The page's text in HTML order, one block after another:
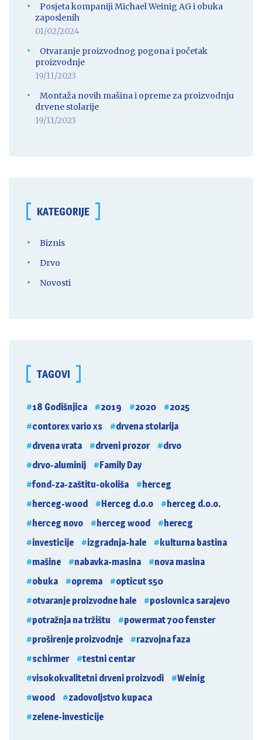
Posjeta kompaniji Michael Weinig AG i obuka
zaposlenih
01/02/2024
Otvaranje proizvodnog pogona i početak
proizvodnje
19/11/2023
Montaža novih mašina i opreme za proizvodnju
drvene stolarije
19/11/2023
KATEGORIJE
Biznis
Drvo
Novosti
TAGOVI
18 Godišnjica 2019 2020
2025
contorex vario xs
drvena stolarija
drvena vrata
drveni prozor
drvo
drvo-aluminij
Family Day
fond-za-zaštitu-okoliša
herceg
herceg-wood
Herceg d.o.o
herceg d.o.o.
herceg novo
herceg wood
herecg
investicije
izgradnja-hale
kulturna bastina
mašine
nabavka-masina
nova masina
obuka
oprema
opticut s50
otvaranje proizvodne hale
poslovnica sarajevo
potražnja na tržištu
powermat 700 fenster
proširenje proizvodnje
razvojna faza
schirmer
testni centar
visokokvalitetni drveni proizvodi
Weinig
wood
zadovoljstvo kupaca
zelene-investicije